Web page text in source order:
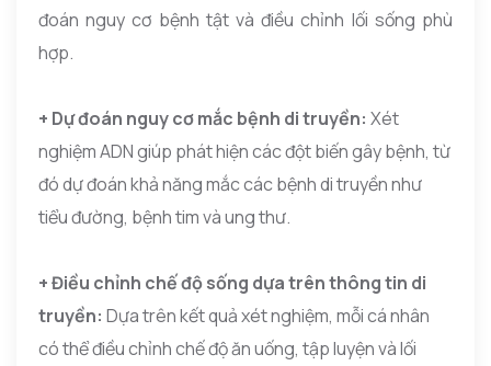
đoán nguy cơ bệnh tật và điều chỉnh lối sống phù
hợp.
+ Dự đoán nguy cơ mắc bệnh di truyền: Xét
nghiệm ADN giúp phát hiện các đột biến gây bệnh, từ
đó dự đoán khả năng mắc các bệnh di truyền như
tiểu đường, bệnh tim và ung thư.
+ Điều chỉnh chế độ sống dựa trên thông tin di
truyền: Dựa trên kết quả xét nghiệm, mỗi cá nhân
có thể điều chỉnh chế độ ăn uống, tập luyện và lối